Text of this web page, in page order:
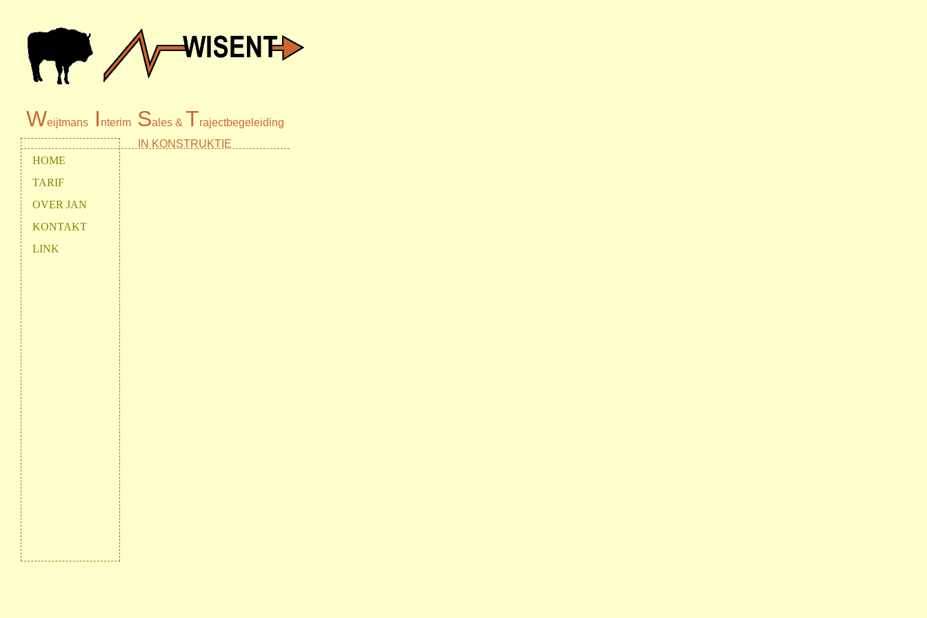
Weijtmans I nterim Sales & Trajectbegeleiding
HOME
TARIF
OVER JAN
KONTAKT
LINK
IN KONSTRUKTIE